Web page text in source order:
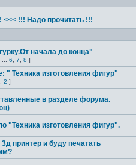
!!! Надо прочитать !!!
начала до конца"
6 7 8 ]
" Техника изготовления фигур"
2 ]
в разделе форума.
"Техника изготовления фигур".
принтер и буду печатать